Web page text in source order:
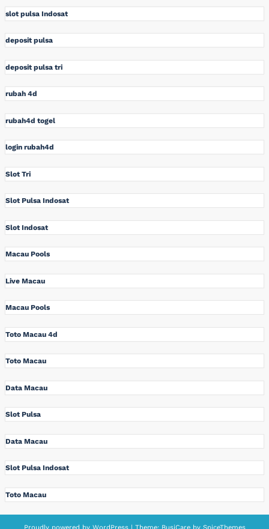
slot pulsa Indosat
deposit pulsa
deposit pulsa tri
rubah 4d
rubah4d togel
login rubah4d
Slot Tri
Slot Pulsa Indosat
Slot Indosat
Macau Pools
Live Macau
Macau Pools
Toto Macau 4d
Toto Macau
Data Macau
Slot Pulsa
Data Macau
Slot Pulsa Indosat
Toto Macau